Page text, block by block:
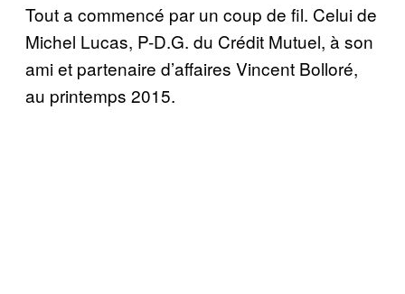
Tout a commencé par un coup de fil. Celui de
Michel Lucas, P-D.G. du Crédit Mutuel, à son
ami et partenaire d’affaires Vincent Bolloré,
au printemps 2015.